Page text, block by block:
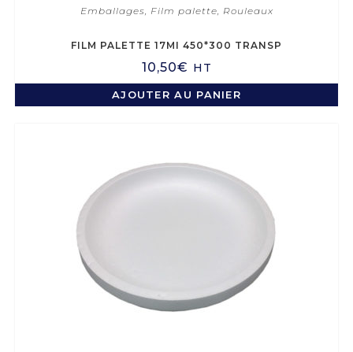
Emballages Film palette Rouleaux
FILM PALETTE 17MI 450*300 TRANSP
10,50€ HT
AJOUTER AU PANIER